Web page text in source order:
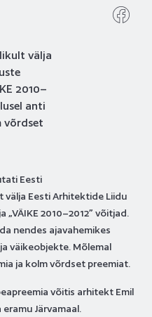
välja
2010–
anti
võrdset
Eesti
Eesti Arhitektide Liidu
„VÄIKE 2010–2012” võitjad.
nendes ajavahemikes
väikeobjekte. Mõlemal
ja kolm võrdset preemiat.
võitis arhitekt Emil
Järvamaal.